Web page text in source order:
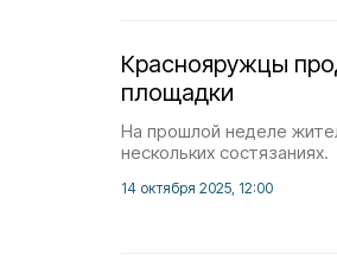
Краснояружцы
площадки
На прошлой неделе
нескольких состязаниях.
14 октября 2025, 12:00